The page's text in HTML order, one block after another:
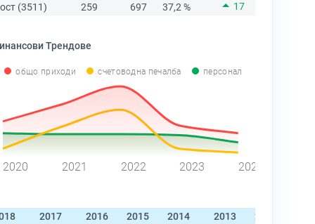
(3511)
259 697 37,2 % 17
Трендове
общо приходи счетоводна печалба персонал
2020 2021 2022 2023 2024
2017 2016 2015 2014 2013 2012